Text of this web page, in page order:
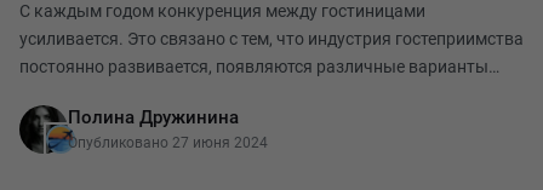
С каждым годом конкуренция между гостиницами
усиливается. Это связано с тем, что индустрия гостеприимства
постоянно развивается, появляются различные варианты
обслуживания не находится на одном уровне.
Полина Дружинина
Опубликовано 27 июня 2024